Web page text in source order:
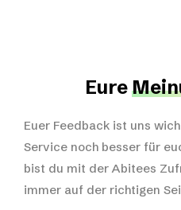
Eure
Euer Feedback ist uns
Service noch besser für
bist du mit der Abitees
immer auf der richtigen